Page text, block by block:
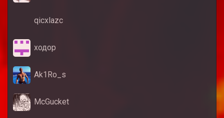
qicxlazc
ходор
Ak1Ro_s
McGucket